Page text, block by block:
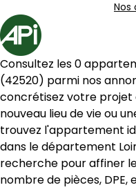
Nos
Accueil
Consultez les 0
(42520) parmi nos
concrétisez votre projet
nouveau lieu de vie ou
trouvez l'appartement
dans le département
recherche pour affiner
nombre de pièces, DPE,